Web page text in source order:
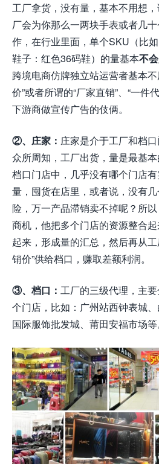
工厂拿货，没有量，基本不用想
厂会为你那么一两块手表或者几
作，在行业里面，单个SKU（比
鞋子：红色36码鞋）的量基本不
跨境电商仿牌独立站运营者基本
价”或者所谓的“厂家直销”、“一件
下游商做宣传广告的伎俩。
②、庄家： 庄家是介于工厂和档口
众所周知，工厂出货，量是最基
档口门店中，几乎没有哪个门店
量，囤货在店里，或者说，没有
险，万一产品滞销卖不掉呢？所
商机，他把多个门店的资源整合
起来，形成量的汇总，然后再从
销价”供给档口，赚取差额利润。
③、档口： 工厂的三级代理，主
个门店，比如：广州站西钟表城、
国际服饰批发城、莆田安福市场等